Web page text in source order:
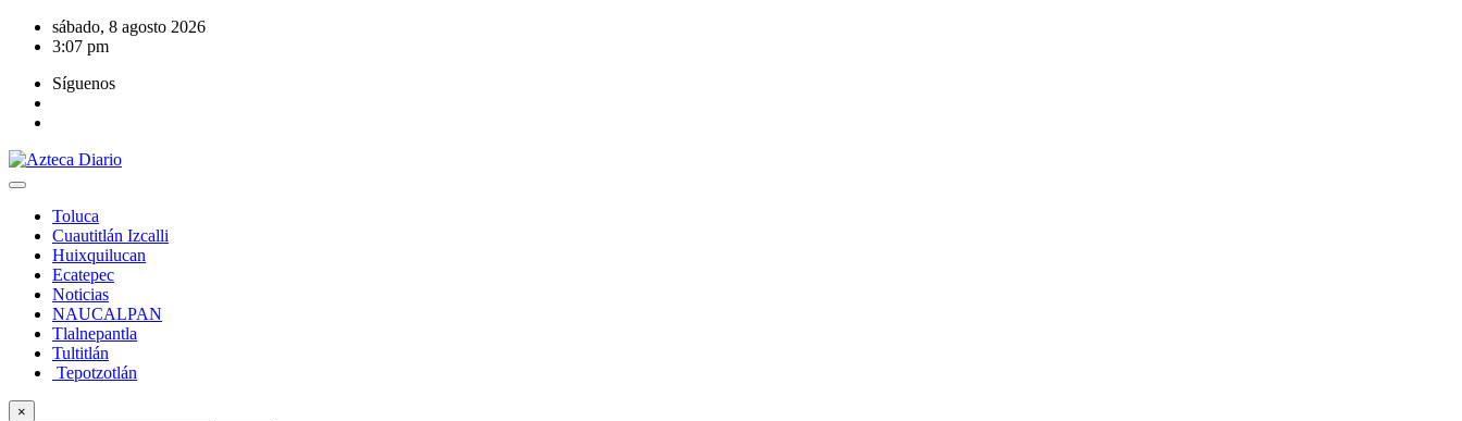
Saltar
sábado, 8 agosto 2026
3:07 pm
Síguenos
Toluca
Cuautitlán Izcalli
Huixquilucan
Ecatepec
Noticias
NAUCALPAN
Tlalnepantla
Tultitlán
Tepotzotlán
×